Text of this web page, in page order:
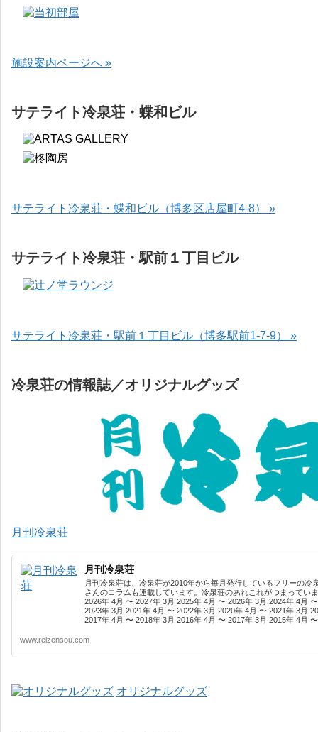
施設案内ページへ »
サテライト冷泉荘・蝶和ビル
サテライト冷泉荘・蝶和ビル（博多区店屋町4-8） »
サテライト冷泉荘・駅前１丁目ビル
サテライト冷泉荘・駅前１丁目ビル（博多駅前1-7-9） »
冷泉荘の情報誌／オリジナルグッズ
月刊冷泉荘
月刊冷泉荘
月刊冷泉荘は、冷泉荘が2010年から毎月発行しているフリーの
さんのコラムも連載しています。冷泉荘のあれこれがつまってい
2026年 4月 〜 2027年 3月 2025年 4月 〜 2026年 3月 2024年 4月
2023年 3月 2021年 4月 〜 2022年 3月 2020年 4月 〜 2021年 3月
2017年 4月 〜 2018年 3月 2016年 4月 〜 2017年 3月 2015年 4月
www.reizensou.com
オリジナルグッズ